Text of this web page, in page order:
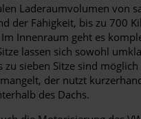
Laderaumvolumen von
der Fähigkeit, bis zu 700
Innenraum geht es
lassen sich sowohl
zu sieben Sitze sind
der nutzt
des Dachs.